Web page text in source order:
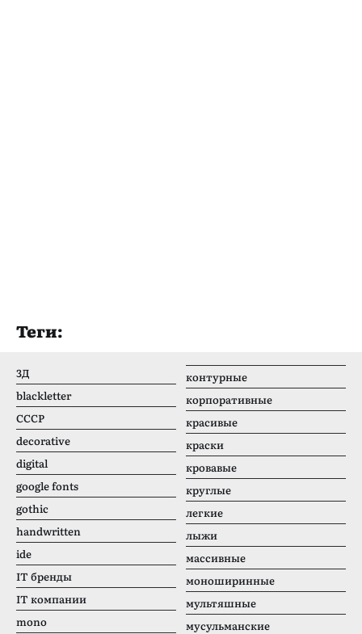
Теги:
3Д
blackletter
CCCР
decorative
digital
google fonts
gothic
handwritten
ide
IT бренды
IT компании
mono
контурные
корпоративные
красивые
краски
кровавые
круглые
легкие
лыжи
массивные
моноширинные
мультяшные
мусульманские